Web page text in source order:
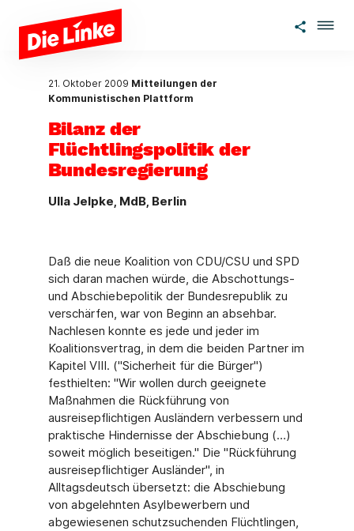
Zum Hauptinhalt springen
21. Oktober 2009 Mitteilungen der
Kommunistischen Plattform
Bilanz der
Flüchtlingspolitik der
Bundesregierung
Ulla Jelpke, MdB, Berlin
Daß die neue Koalition von CDU/CSU und SPD
sich daran machen würde, die Abschottungs-
und Abschiebepolitik der Bundesrepublik zu
verschärfen, war von Beginn an absehbar.
Nachlesen konnte es jede und jeder im
Koalitionsvertrag, in dem die beiden Partner im
Kapitel VIII. ("Sicherheit für die Bürger")
festhielten: "Wir wollen durch geeignete
Maßnahmen die Rückführung von
ausreisepflichtigen Ausländern verbessern und
praktische Hindernisse der Abschiebung (…)
soweit möglich beseitigen." Die "Rückführung
ausreisepflichtiger Ausländer", in
Alltagsdeutsch übersetzt: die Abschiebung
von abgelehnten Asylbewerbern und
abgewiesenen schutzsuchenden Flüchtlingen,